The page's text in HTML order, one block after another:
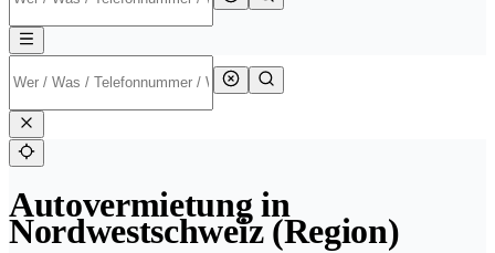
Autovermietung in
Nordwestschweiz (Region)